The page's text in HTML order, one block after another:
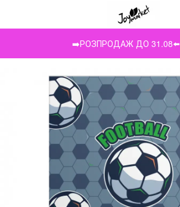
➡️РОЗПРОДАЖ ДО 31.08⬅️